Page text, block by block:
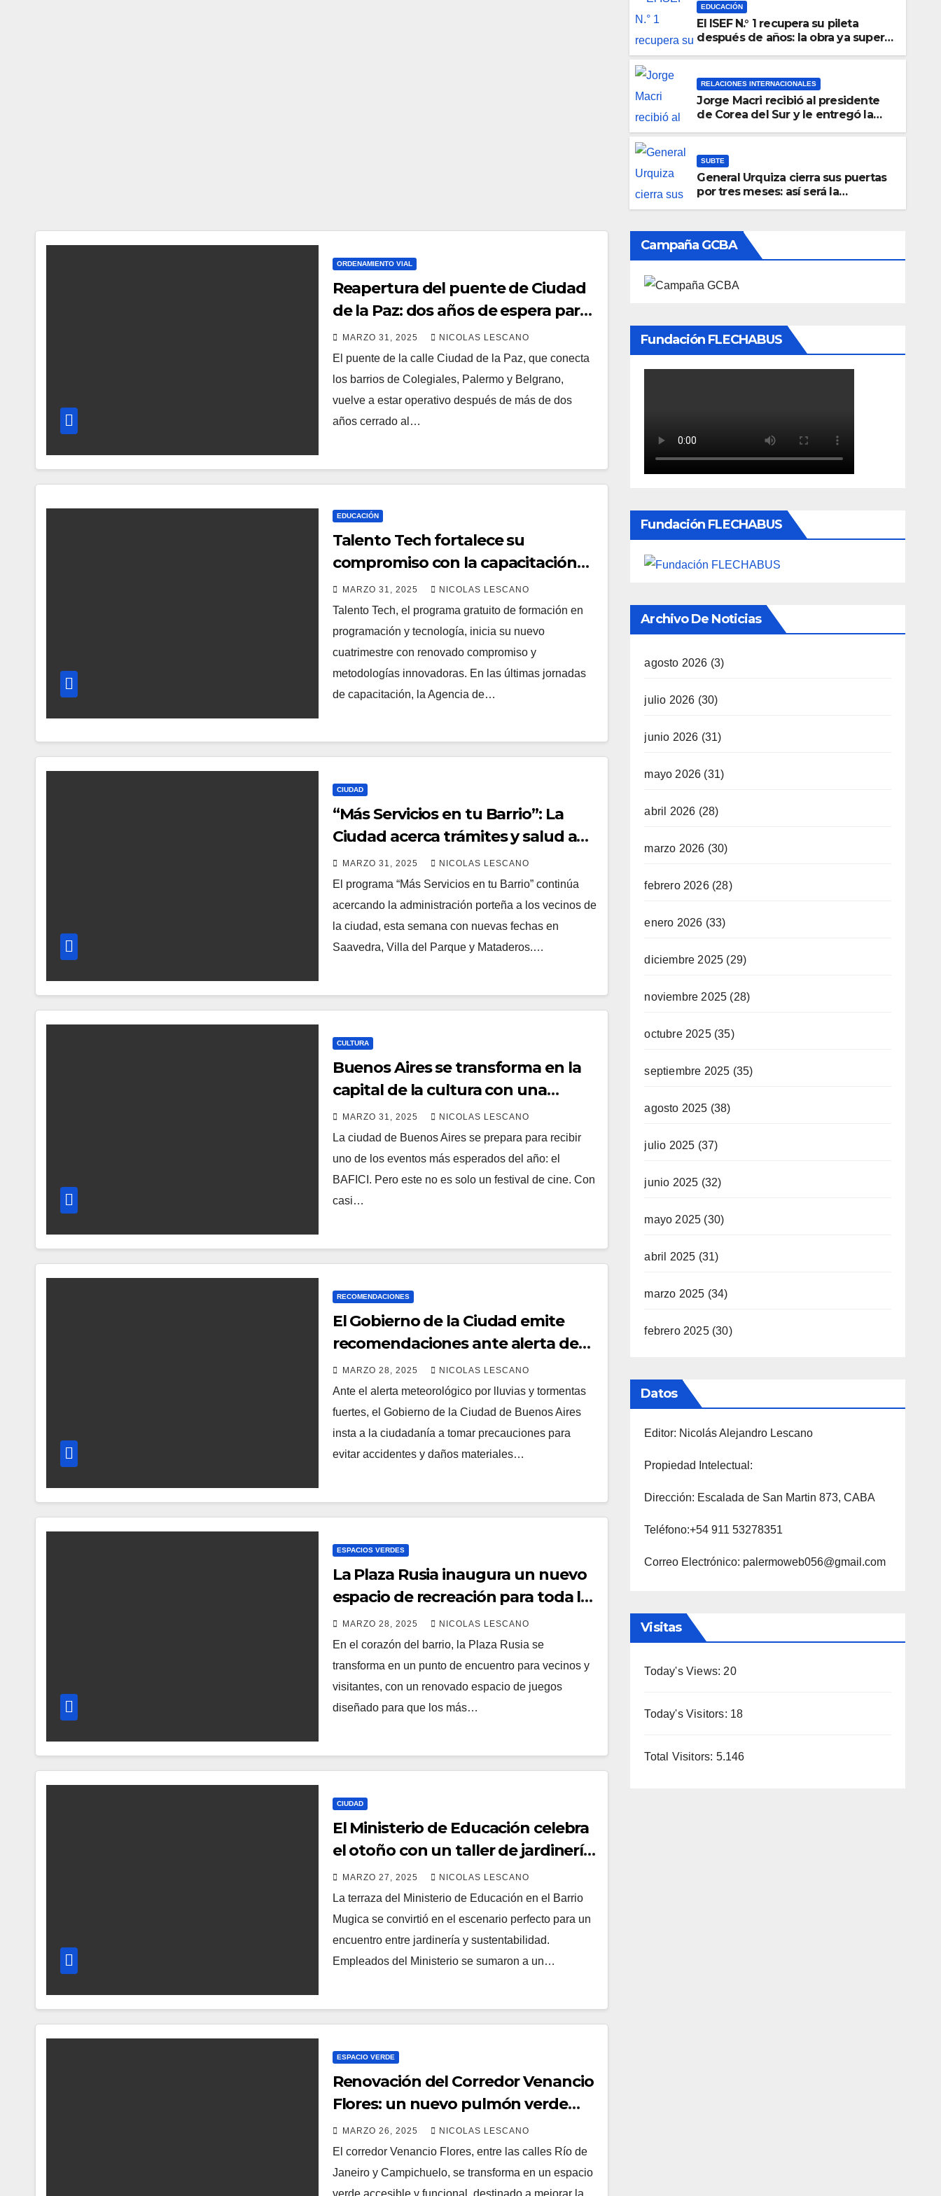
EDUCACIÓN
El ISEF N.° 1 recupera su pileta
después de años: la obra ya supera
RELACIONES INTERNACIONALES
Jorge Macri recibió al presidente
de Corea del Sur y le entregó la
SUBTE
General Urquiza cierra sus puertas
por tres meses: así será la
ORDENAMIENTO VIAL
Reapertura del puente de Ciudad
de la Paz: dos años de espera para
restablecer la conexión entre
barrios clave de la ciudad
MARZO 31, 2025 NICOLAS LESCANO
El puente de la calle Ciudad de la Paz, que conecta
los barrios de Colegiales, Palermo y Belgrano,
vuelve a estar operativo después de más de dos
años cerrado al…
EDUCACIÓN
Talento Tech fortalece su
compromiso con la capacitación
en tecnología: un nuevo
cuatrimestre con más
oportunidades para jóvenes y
adultos
MARZO 31, 2025 NICOLAS LESCANO
Talento Tech, el programa gratuito de formación en
programación y tecnología, inicia su nuevo
cuatrimestre con renovado compromiso y
metodologías innovadoras. En las últimas jornadas
de capacitación, la Agencia de…
CIUDAD
“Más Servicios en tu Barrio”: La
Ciudad acerca trámites y salud a
los vecinos de Saavedra, Villa del
Parque y Mataderos
MARZO 31, 2025 NICOLAS LESCANO
El programa “Más Servicios en tu Barrio” continúa
acercando la administración porteña a los vecinos de
la ciudad, esta semana con nuevas fechas en
Saavedra, Villa del Parque y Mataderos.…
CULTURA
Buenos Aires se transforma en la
capital de la cultura con una
agenda vibrante de cine,
gastronomía y arte
MARZO 31, 2025 NICOLAS LESCANO
La ciudad de Buenos Aires se prepara para recibir
uno de los eventos más esperados del año: el
BAFICI. Pero este no es solo un festival de cine. Con
casi…
RECOMENDACIONES
El Gobierno de la Ciudad emite
recomendaciones ante alerta de
tormentas y lluvias intensas
MARZO 28, 2025 NICOLAS LESCANO
Ante el alerta meteorológico por lluvias y tormentas
fuertes, el Gobierno de la Ciudad de Buenos Aires
insta a la ciudadanía a tomar precauciones para
evitar accidentes y daños materiales…
ESPACIOS VERDES
La Plaza Rusia inaugura un nuevo
espacio de recreación para toda la
familia
MARZO 28, 2025 NICOLAS LESCANO
En el corazón del barrio, la Plaza Rusia se
transforma en un punto de encuentro para vecinos y
visitantes, con un renovado espacio de juegos
diseñado para que los más…
CIUDAD
El Ministerio de Educación celebra
el otoño con un taller de jardinería
y sustentabilidad
MARZO 27, 2025 NICOLAS LESCANO
La terraza del Ministerio de Educación en el Barrio
Mugica se convirtió en el escenario perfecto para un
encuentro entre jardinería y sustentabilidad.
Empleados del Ministerio se sumaron a un…
ESPACIO VERDE
Renovación del Corredor Venancio
Flores: un nuevo pulmón verde
para el barrio
MARZO 26, 2025 NICOLAS LESCANO
El corredor Venancio Flores, entre las calles Río de
Janeiro y Campichuelo, se transforma en un espacio
verde accesible y funcional, destinado a mejorar la
Campaña GCBA
Fundación FLECHABUS
Fundación FLECHABUS
Archivo De Noticias
agosto 2026 (3)
julio 2026 (30)
junio 2026 (31)
mayo 2026 (31)
abril 2026 (28)
marzo 2026 (30)
febrero 2026(28)
enero 2026 (33)
diciembre 2025 (29)
noviembre 2025 (28)
octubre 2025(35)
septiembre 2025 (35)
agosto 2025 (38)
julio 2025 (37)
junio 2025 (32)
mayo 2025 (30)
abril 2025 (31)
marzo 2025 (34)
febrero 2025(30)
Datos
Editor: Nicolás Alejandro Lescano
Propiedad Intelectual:
Dirección: Escalada de San Martin 873, CABA
Teléfono:+54 911 53278351
Correo Electrónico: palermoweb056@gmail.com
Visitas
Today's Views: 20
Today's Visitors: 18
Total Visitors: 5.146